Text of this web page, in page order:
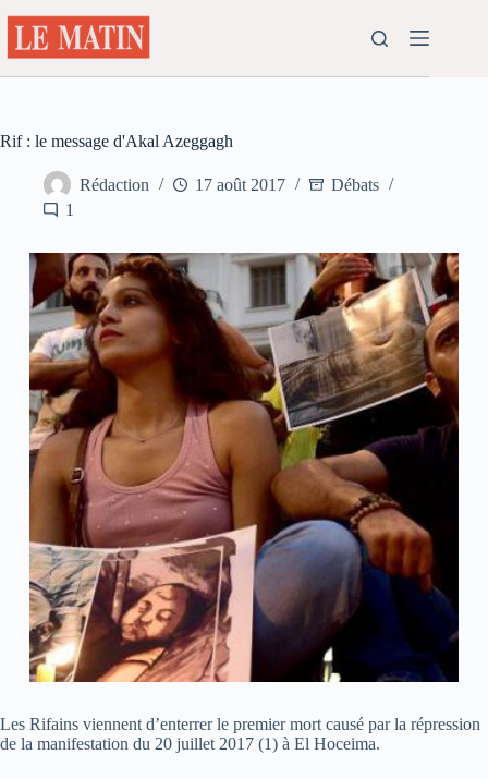
au
contenu
Rif : le message d'Akal Azeggagh
Rédaction 17 août 2017
Débats
1
Les Rifains viennent d’enterrer le premier mort causé par la répression
de la manifestation du 20 juillet 2017 (1) à El Hoceima.